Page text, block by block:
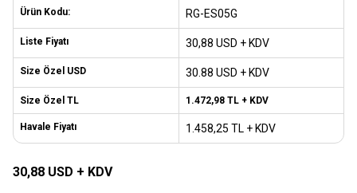
Ürün Kodu: RG-ES05G
Liste Fiyatı 30,88 USD + KDV
Size Özel USD 30.88 USD + KDV
Size Özel TL 1.472,98 TL + KDV
Havale Fiyatı 1.458,25 TL + KDV
30,88 USD + KDV